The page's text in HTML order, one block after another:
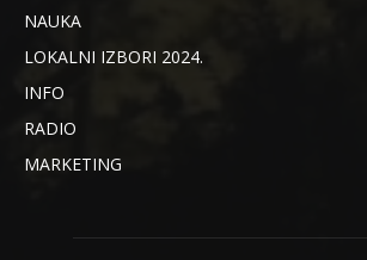
NAUKA
LOKALNI IZBORI 2024.
INFO
RADIO
MARKETING